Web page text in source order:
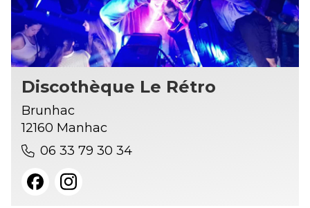
Discothèque Le Rétro
Brunhac
12160 Manhac
06 33 79 30 34